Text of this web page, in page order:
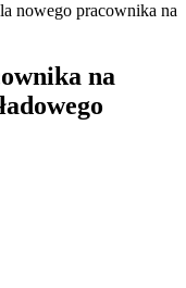
nowego pracownika na
na